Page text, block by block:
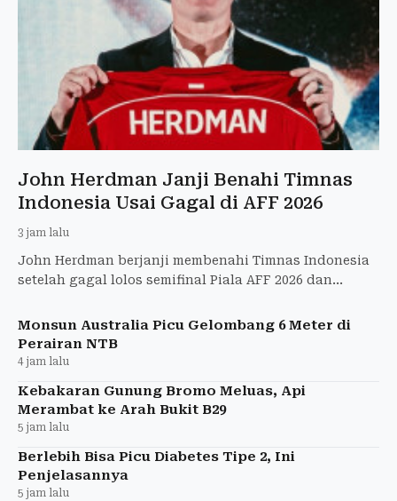
John Herdman Janji Benahi Timnas
Indonesia Usai Gagal di AFF 2026
3 jam lalu
John Herdman berjanji membenahi Timnas Indonesia
setelah gagal lolos semifinal Piala AFF 2026 dan
Monsun Australia Picu Gelombang 6 Meter di
Perairan NTB
4 jam lalu
Kebakaran Gunung Bromo Meluas, Api
Merambat ke Arah Bukit B29
5 jam lalu
Berlebih Bisa Picu Diabetes Tipe 2, Ini
Penjelasannya
5 jam lalu